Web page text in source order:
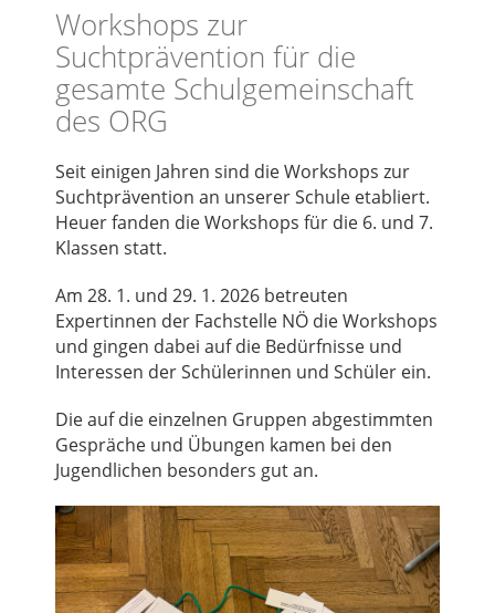
Workshops zur
Suchtprävention für die
gesamte Schulgemeinschaft
des ORG
Seit einigen Jahren sind die Workshops zur
Suchtprävention an unserer Schule etabliert.
Heuer fanden die Workshops für die 6. und 7.
Klassen statt.
Am 28. 1. und 29. 1. 2026 betreuten
Expertinnen der Fachstelle NÖ die Workshops
und gingen dabei auf die Bedürfnisse und
Interessen der Schülerinnen und Schüler ein.
Die auf die einzelnen Gruppen abgestimmten
Gespräche und Übungen kamen bei den
Jugendlichen besonders gut an.